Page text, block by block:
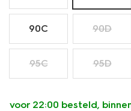
90C 90D
95C 95D
voor 22:00 besteld,